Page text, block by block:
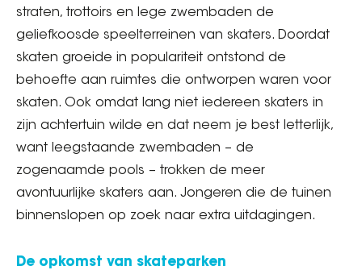
straten, trottoirs en lege zwembaden de
geliefkoosde speelterreinen van skaters. Doordat
skaten groeide in populariteit ontstond de
behoefte aan ruimtes die ontworpen waren voor
skaten. Ook omdat lang niet iedereen skaters in
zijn achtertuin wilde en dat neem je best letterlijk,
want leegstaande zwembaden – de
zogenaamde pools – trokken de meer
avontuurlijke skaters aan. Jongeren die de tuinen
binnenslopen op zoek naar extra uitdagingen.
De opkomst van skateparken